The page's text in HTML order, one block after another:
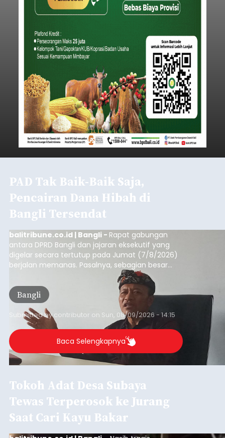
PAD Tak Baik-Baik Saja,
Pencairan Dana Hibah di
Bangli Tersendat
balitribune.co.id | Bangli - Rapat gabungan
antara DPRD Bangli dan jajaran eksekutif yang
digelar secara tertutup pada Jumat (7/8/2026)
berjalan memanas. Pasalnya, sebagian besar
dana hibah yang bersumber dari pokok-pokok
pikiran (pokok-pokok pikiran/pokir) dewan hasil
penjaringan aspirasi masyarakat saat reses tak
kunjung cair.
Bangli
Submitted bycontributor on Sun, 08/09/2026 - 14:15
Baca Selengkapnya
Tokoh Adat Desa Subaya
Tewas Terperosok ke Jurang
Saat Cari Kayu Bakar